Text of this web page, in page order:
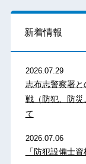
新着情報
2026.07.29
志布志警察署
戦（防犯、防
て
2026.07.06
「防犯設備士